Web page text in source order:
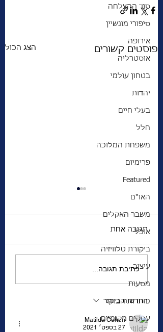
סוד ההצלחה
סיפורי מונשיין
אירופה
אוסטרליה
בטחון עולמי
יהדות
בעלי חיים
חלל
משפחת המלוכה
פרימיום
Featured
האו"ם
משבר האקלים
אוכל
ביקורת טלוויזיה
עיצוב
מסעות
כותרות הבוקר
עסקים מקומיים
פוסטים קשורים הצג הכול
ספיישל חנוכה הדלקת
תגובה אחת
כתיבת תגובה...
החדשות ביותר
Matilda Cohen
27 בספט׳ 2021